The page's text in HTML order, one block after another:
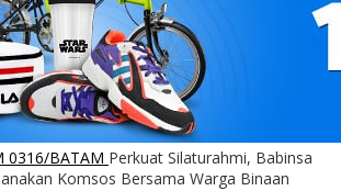
0316/BATAM Perkuat Silaturahmi, Babinsa
Komsos Bersama Warga Binaan